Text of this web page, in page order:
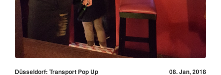
Düsseldorf: Transport Pop Up 08. Jan, 2018